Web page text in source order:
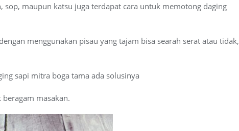
sop, maupun katsu juga terdapat cara untuk memotong daging
menggunakan pisau yang tajam bisa searah serat atau tidak,
sapi mitra boga tama ada solusinya
masakan.